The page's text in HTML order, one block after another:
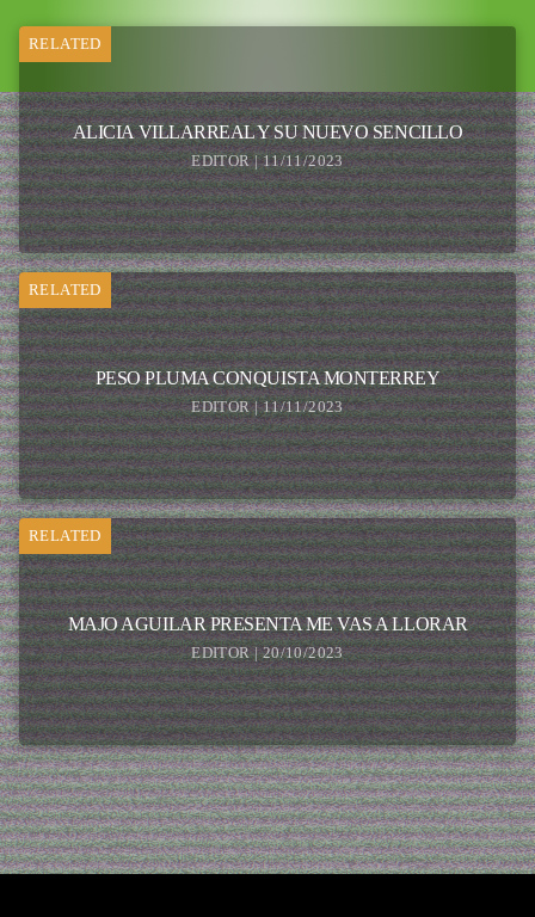
RELATED
ALICIA VILLARREAL Y SU NUEVO SENCILLO
EDITOR | 11/11/2023
RELATED
PESO PLUMA CONQUISTA MONTERREY
EDITOR | 11/11/2023
RELATED
MAJO AGUILAR PRESENTA ME VAS A LLORAR
EDITOR | 20/10/2023